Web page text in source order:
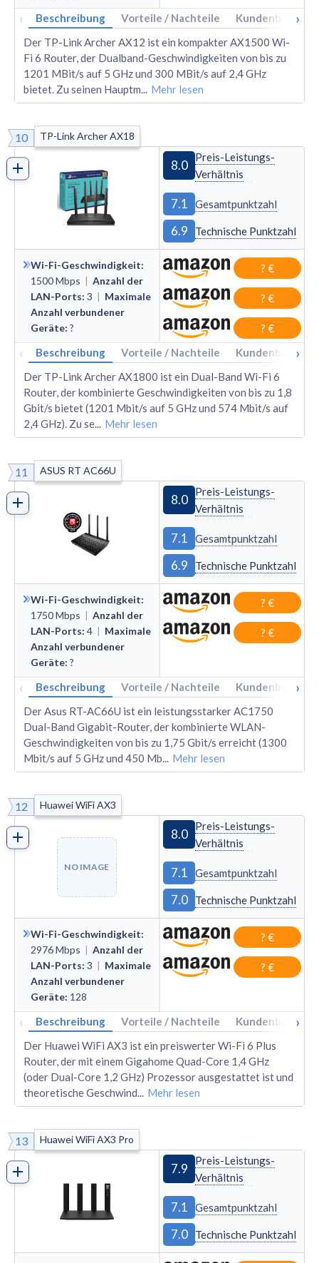
‹ Beschreibung Vorteile / Nachteile ›
Der TP-Link Archer AX12 ist ein kompakter AX1500 Wi-
Fi 6 Router, der Dualband-Geschwindigkeiten von bis zu
1201 MBit/s auf 5 GHz und 300 MBit/s auf 2,4 GHz
bietet. Zu seinen Hauptm... Mehr lesen
10 TP-Link Archer AX18
8.0
Preis-Leistungs-
Verhältnis
7.1 Gesamtpunktzahl
6.9 Technische Punktzahl
Wi-Fi-Geschwindigkeit:
1500Mbps | Anzahl der
LAN-Ports: 3 | Maximale
Anzahl verbundener
Geräte: ?
? €
? €
? €
‹ Beschreibung Vorteile / Nachteile ›
Der TP-Link Archer AX1800 ist ein Dual-Band Wi-Fi 6
Router, der kombinierte Geschwindigkeiten von bis zu 1,8
Gbit/s bietet (1201 Mbit/s auf 5 GHz und 574 Mbit/s auf
2,4 GHz). Zu se... Mehr lesen
11 ASUS RT AC66U
8.0
Preis-Leistungs-
Verhältnis
7.1 Gesamtpunktzahl
6.9 Technische Punktzahl
Wi-Fi-Geschwindigkeit:
1750Mbps | Anzahl der
LAN-Ports: 4 | Maximale
Anzahl verbundener
Geräte: ?
? €
? €
‹ Beschreibung Vorteile / Nachteile ›
Der Asus RT-AC66U ist ein leistungsstarker AC1750
Dual-Band Gigabit-Router, der kombinierte WLAN-
Geschwindigkeiten von bis zu 1,75 Gbit/s erreicht (1300
Mbit/s auf 5 GHz und 450 Mb... Mehr lesen
12 Huawei WiFi AX3
NO IMAGE
8.0
Preis-Leistungs-
Verhältnis
7.1 Gesamtpunktzahl
7.0 Technische Punktzahl
Wi-Fi-Geschwindigkeit:
2976Mbps | Anzahl der
LAN-Ports: 3 | Maximale
Anzahl verbundener
Geräte: 128
? €
? €
‹ Beschreibung Vorteile / Nachteile ›
Der Huawei WiFi AX3 ist ein preiswerter Wi-Fi 6 Plus
Router, der mit einem Gigahome Quad-Core 1,4 GHz
(oder Dual-Core 1,2 GHz) Prozessor ausgestattet ist und
theoretische Geschwind... Mehr lesen
13 Huawei WiFi AX3 Pro
7.9
Preis-Leistungs-
Verhältnis
7.1 Gesamtpunktzahl
7.0 Technische Punktzahl